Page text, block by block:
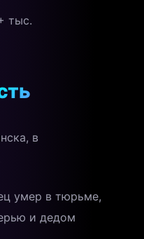
тыс.
в
умер в тюрьме,
и дедом